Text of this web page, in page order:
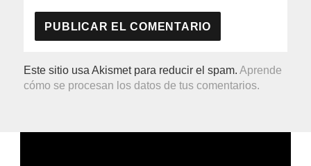
Este sitio usa Akismet para reducir el spam.Aprende
cómo se procesan los datos de tus comentarios.